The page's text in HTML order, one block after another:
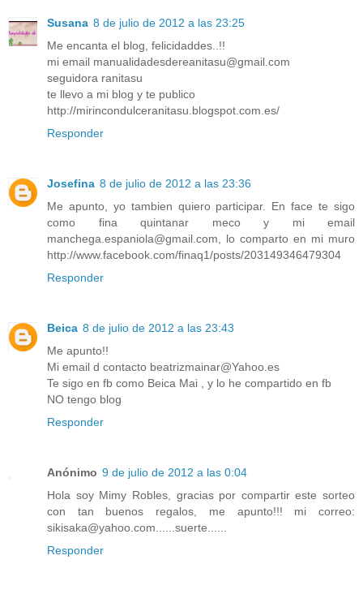
Susana 8 de julio de 2012 a las 23:25
Me encanta el blog, felicidaddes..!!
mi email manualidadesdereanitasu@gmail.com
seguidora ranitasu
te llevo a mi blog y te publico
http://mirincondulceranitasu.blogspot.com.es/
Responder
Josefina 8 de julio de 2012 a las 23:36
Me apunto, yo tambien quiero participar. En face te sigo
como fina quintanar meco y mi email
manchega.espaniola@gmail.com, lo comparto en mi muro
http://www.facebook.com/finaq1/posts/203149346479304
Responder
Beica 8 de julio de 2012 a las 23:43
Me apunto!!
Mi email d contacto beatrizmainar@Yahoo.es
Te sigo en fb como Beica Mai , y lo he compartido en fb
NO tengo blog
Responder
Anónimo 9 de julio de 2012 a las 0:04
Hola soy Mimy Robles, gracias por compartir este sorteo
con tan buenos regalos, me apunto!!! mi correo:
sikisaka@yahoo.com......suerte......
Responder